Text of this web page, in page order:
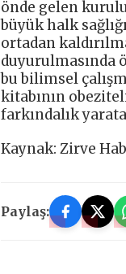
önde gelen
büyük halk
ortadan
duyurulmasında
bu bilimsel
kitabının
farkındalık
Kaynak: Zirve
Paylaş: